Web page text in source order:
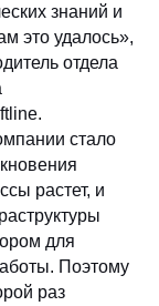
знаний и
это удалось»,
отдела
стало
растет, и
для
Поэтому
раз